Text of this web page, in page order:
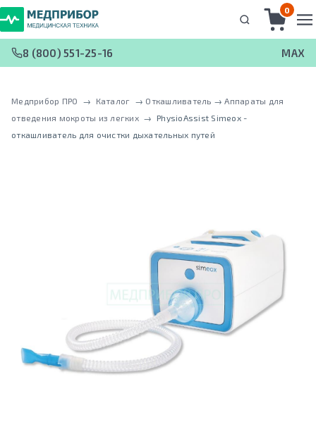
0
8 (800) 551-25-16 MAX
Медприбор ПРО → Каталог → Откашливатель → Аппараты для
отведения мокроты из легких → PhysioAssist Simeox -
откашливатель для очистки дыхательных путей